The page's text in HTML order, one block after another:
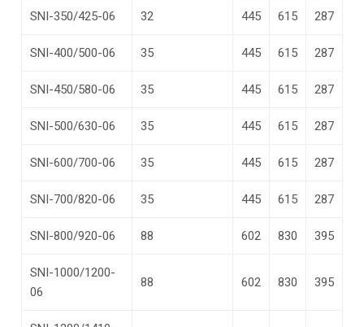
SNI-350/425-06 32 445 615 287
SNI-400/500-06 35 445 615 287
SNI-450/580-06 35 445 615 287
SNI-500/630-06 35 445 615 287
SNI-600/700-06 35 445 615 287
SNI-700/820-06 35 445 615 287
SNI-800/920-06 88 602 830 395
SNI-1000/1200-
06
88 602 830 395